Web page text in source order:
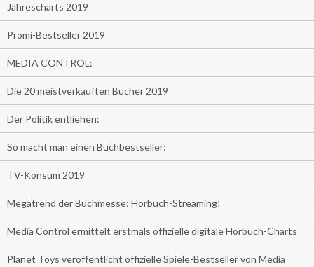
Jahrescharts 2019
Promi-Bestseller 2019
MEDIA CONTROL:
Die 20 meistverkauften Bücher 2019
Der Politik entliehen:
So macht man einen Buchbestseller:
TV-Konsum 2019
Megatrend der Buchmesse: Hörbuch-Streaming!
Media Control ermittelt erstmals offizielle digitale Hörbuch-Charts
Planet Toys veröffentlicht offizielle Spiele-Bestseller von Media